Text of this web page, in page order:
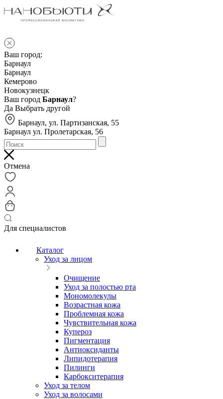
Ваш город:
Барнаул
Барнаул
Кемерово
Новокузнецк
Ваш город Барнаул?
Да Выбрать другой
Барнаул, ул. Партизанская, 55
Барнаул ул. Пролетарская, 56
Отмена
Для специалистов
Каталог
Уход за лицом
Очищение
Уход за полостью рта
Мономолекулы
Возрастная кожа
Проблемная кожа
Чувствительная кожа
Купероз
Пигментация
Антиоксиданты
Липидотерапия
Пилинги
Карбокситерапия
Уход за телом
Уход за волосами